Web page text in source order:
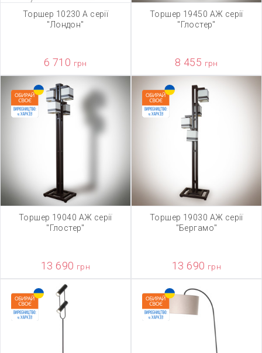
Торшер 10230 А серії
"Лондон"
6 710 грн
Торшер 19450 АЖ серії
"Глостер"
8 455 грн
Торшер 19040 АЖ серії
"Глостер"
13 690 грн
Торшер 19030 АЖ серії
"Бергамо"
13 690 грн